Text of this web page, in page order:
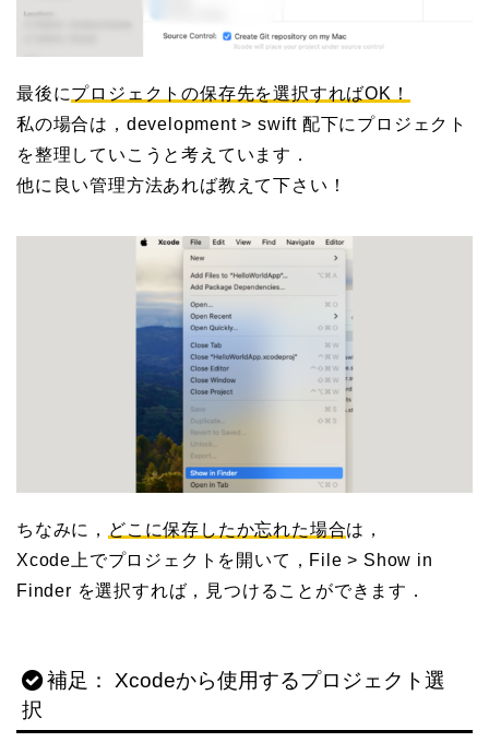
最後にプロジェクトの保存先を選択すればOK！
私の場合は，development > swift 配下にプロジェクト
を整理していこうと考えています．
他に良い管理方法あれば教えて下さい！
ちなみに， どこに保存したか忘れた場合は，
Xcode上でプロジェクトを開いて，File > Show in
Finder を選択すれば，見つけることができます．
補足： Xcodeから使用するプロジェクト選
択